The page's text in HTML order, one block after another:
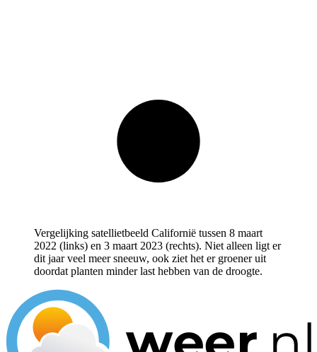
Vergelijking satellietbeeld Californië tussen 8 maart
2022 (links) en 3 maart 2023 (rechts). Niet alleen ligt er
dit jaar veel meer sneeuw, ook ziet het er groener uit
doordat planten minder last hebben van de droogte.